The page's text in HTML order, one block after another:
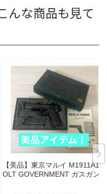
んな商品も見て
【美品】東京マルイ M1911A1 C
OLT GOVERNMENT ガスガン